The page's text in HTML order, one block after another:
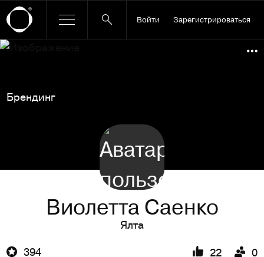
Войти Зарегистрироваться
Ссылка баннера
Брендинг
Виолетта Саенко
Ялта
394
22 0